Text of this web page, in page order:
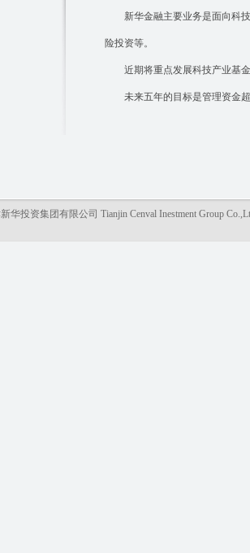
新华金融主要业务是面向科
险投资等。
近期将重点发展科技产业基
未来五年的目标是管理资金
华投资集团有限公司 Tianjin Cenval Inestment Group